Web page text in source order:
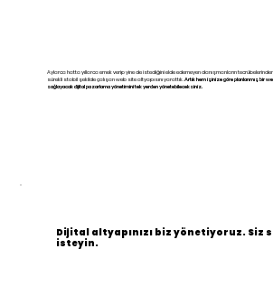
Aylarca hatta yıllarca emek verip yine de istediğini elde edemeyen danışmanların
sürekli stabil şekilde çalışan web site altyapısını yarattık.Artık hem işinize göre planlanmış bir
sağlayacak dijital pazarlama yönetimini tek yerden yönetebileceksiniz.
Dijital altyapınızı biz yönetiyoruz. Siz
isteyin.